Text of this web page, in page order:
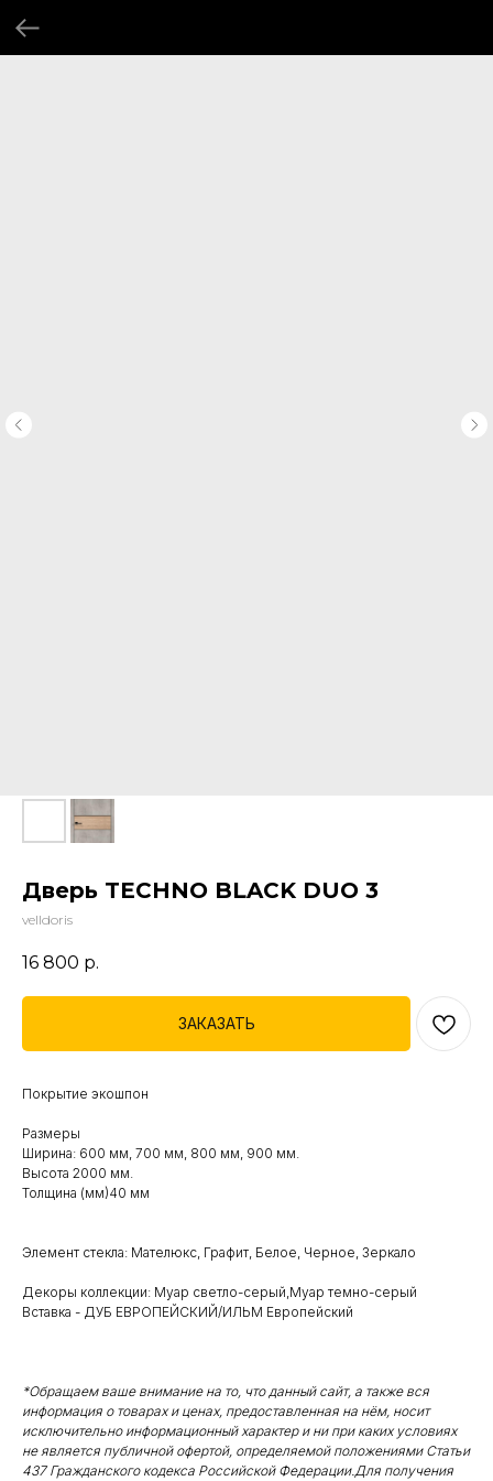
Дверь TECHNO BLACK DUO 3
velldoris
16 800 р.
ЗАКАЗАТЬ
Покрытие экошпон
Размеры
Ширина: 600 мм, 700 мм, 800 мм, 900 мм.
Высота 2000 мм.
Толщина (мм)40 мм
Элемент стекла: Мателюкс, Графит, Белое, Черное, Зеркало
Декоры коллекции: Муар светло-серый,Муар темно-серый
Вставка - ДУБ ЕВРОПЕЙСКИЙ/ИЛЬМ Европейский
*Обращаем ваше внимание на то, что данный сайт, а также вся
информация о товарах и ценах, предоставленная на нём, носит
исключительно информационный характер и ни при каких условиях
не является публичной офертой, определяемой положениями Статьи
437 Гражданского кодекса Российской Федерации.Для получения